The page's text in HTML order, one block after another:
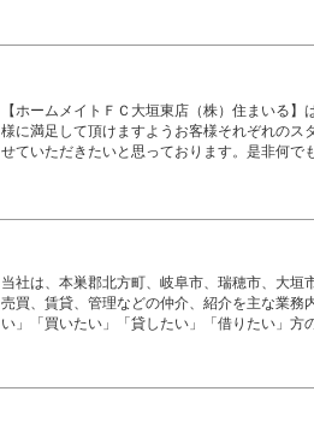
【ホームメイトＦＣ大垣東店（株）住まいる
様に満足して頂けますようお客様それぞれのス
せていただきたいと思っております。是非何で
当社は、本巣郡北方町、岐阜市、瑞穂市、大垣
売買、賃貸、管理などの仲介、紹介を主な業務
い」「買いたい」「貸したい」「借りたい」方